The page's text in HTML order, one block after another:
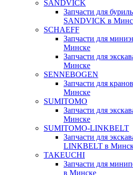
SANDVICK
Запчасти для
SANDVICK в
SCHAEFF
Запчасти для
Минске
Запчасти для
Минске
SENNEBOGEN
Запчасти для
Минске
SUMITOMO
Запчасти для
Минске
SUMITOMO-LINKBELT
Запчасти для
LINKBELT в
TAKEUCHI
Запчасти для
в Минске